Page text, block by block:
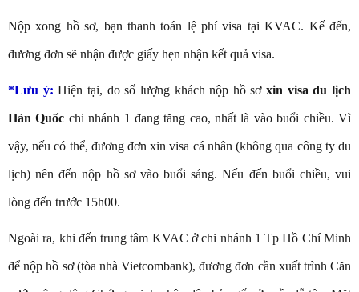
Nộp xong hồ sơ, bạn thanh toán lệ phí visa tại KVAC. Kế đến,
đương đơn sẽ nhận được giấy hẹn nhận kết quả visa.
*Lưu ý: Hiện tại, do số lượng khách nộp hồ sơxin visa du lịch
Hàn Quốc chi nhánh 1 đang tăng cao, nhất là vào buổi chiều. Vì
vậy, nếu có thể, đương đơn xin visa cá nhân (không qua công ty du
lịch) nên đến nộp hồ sơ vào buổi sáng. Nếu đến buổi chiều, vui
lòng đến trước 15h00.
Ngoài ra, khi đến trung tâm KVAC ở chi nhánh 1 Tp Hồ Chí Minh
để nộp hồ sơ (tòa nhà Vietcombank), đương đơn cần xuất trình Căn